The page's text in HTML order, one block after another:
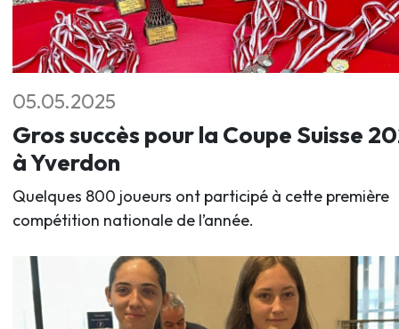
05.05.2025
Gros succès pour la Coupe Suisse
à Yverdon
Quelques 800 joueurs ont participé à cette première
compétition nationale de l’année.